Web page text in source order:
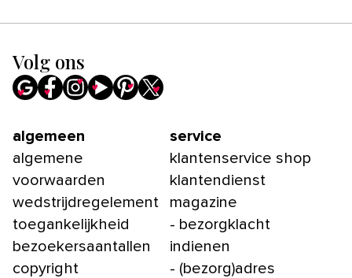
Volg ons
algemeen
algemene
voorwaarden
wedstrijdregelement
toegankelijkheid
bezoekersaantallen
copyright
service
klantenservice shop
klantendienst
magazine
- bezorgklacht
indienen
- (bezorg)adres